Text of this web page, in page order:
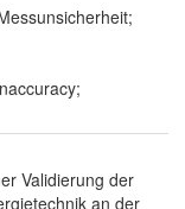
Validierung der
an der